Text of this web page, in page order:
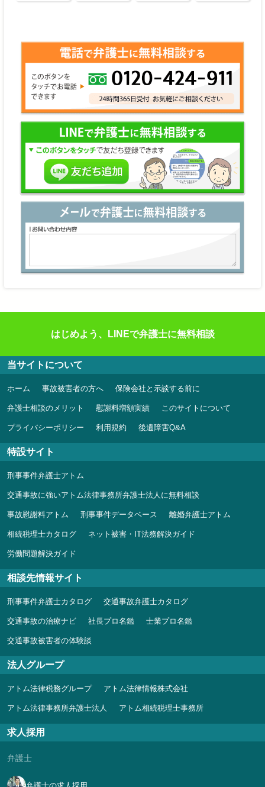
はじめよう、LINEで弁護士に無料相談
当サイトについて
ホーム 事故被害者の方へ 保険会社と示談する前に
弁護士相談のメリット 慰謝料増額実績 このサイトについて
プライバシーポリシー 利用規約 後遺障害Q&A
特設サイト
刑事事件弁護士アトム
交通事故に強いアトム法律事務所弁護士法人に無料相談
事故慰謝料アトム 刑事事件データベース 離婚弁護士アトム
相続税理士カタログ ネット被害・IT法務解決ガイド
労働問題解決ガイド
相談先情報サイト
刑事事件弁護士カタログ 交通事故弁護士カタログ
交通事故の治療ナビ 社長プロ名鑑 士業プロ名鑑
交通事故被害者の体験談
法人グループ
アトム法律税務グループ アトム法律情報株式会社
アトム法律事務所弁護士法人 アトム相続税理士事務所
求人採用
弁護士